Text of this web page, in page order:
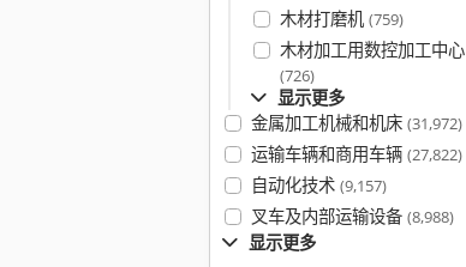
木材打磨机 (759)
木材加工用数控加工中心
(726)
显示更多
金属加工机械和机床 (31,972)
运输车辆和商用车辆 (27,822)
自动化技术 (9,157)
叉车及内部运输设备 (8,988)
显示更多